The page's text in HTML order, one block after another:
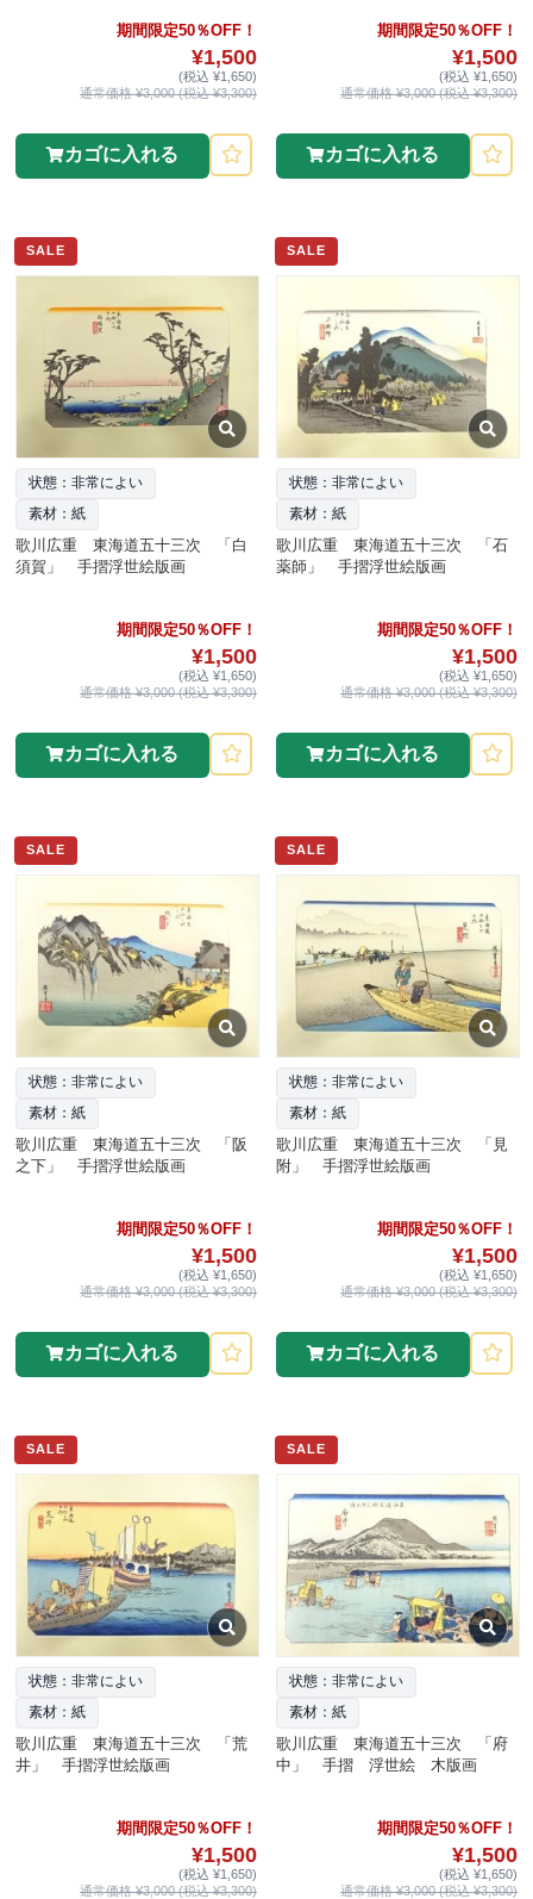
期間限定50％OFF！
¥1,500
(税込 ¥1,650)
通常価格 ¥3,000 (税込 ¥3,300)
カゴに入れる
期間限定50％OFF！
¥1,500
(税込 ¥1,650)
通常価格 ¥3,000 (税込 ¥3,300)
カゴに入れる
SALE
状態：非常によい
素材：紙
歌川広重 東海道五十三次 「白
須賀」 手摺浮世絵版画
期間限定50％OFF！
¥1,500
(税込 ¥1,650)
通常価格 ¥3,000 (税込 ¥3,300)
カゴに入れる
SALE
状態：非常によい
素材：紙
歌川広重 東海道五十三次 「石
薬師」 手摺浮世絵版画
期間限定50％OFF！
¥1,500
(税込 ¥1,650)
通常価格 ¥3,000 (税込 ¥3,300)
カゴに入れる
SALE
状態：非常によい
素材：紙
歌川広重 東海道五十三次 「阪
之下」 手摺浮世絵版画
期間限定50％OFF！
¥1,500
(税込 ¥1,650)
通常価格 ¥3,000 (税込 ¥3,300)
カゴに入れる
SALE
状態：非常によい
素材：紙
歌川広重 東海道五十三次 「見
附」 手摺浮世絵版画
期間限定50％OFF！
¥1,500
(税込 ¥1,650)
通常価格 ¥3,000 (税込 ¥3,300)
カゴに入れる
SALE
状態：非常によい
素材：紙
歌川広重 東海道五十三次 「荒
井」 手摺浮世絵版画
期間限定50％OFF！
¥1,500
(税込 ¥1,650)
通常価格 ¥3,000 (税込 ¥3,300)
SALE
状態：非常によい
素材：紙
歌川広重 東海道五十三次 「府
中」 手摺 浮世絵 木版画
期間限定50％OFF！
¥1,500
(税込 ¥1,650)
通常価格 ¥3,000 (税込 ¥3,300)